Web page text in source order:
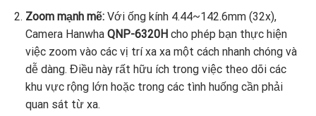
Zoom mạnh mẽ:Với ống kính 4.44~142.6mm (32x),
Camera Hanwha QNP-6320H cho phép bạn thực hiện
việc zoom vào các vị trí xa xa một cách nhanh chóng và
dễ dàng. Điều này rất hữu ích trong việc theo dõi các
khu vực rộng lớn hoặc trong các tình huống cần phải
quan sát từ xa.